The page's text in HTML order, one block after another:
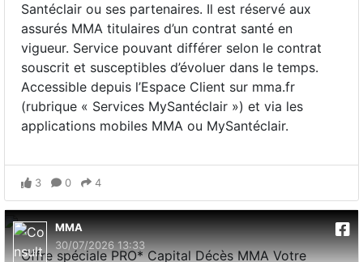
Santéclair ou ses partenaires. Il est réservé aux
assurés MMA titulaires d’un contrat santé en
vigueur. Service pouvant différer selon le contrat
souscrit et susceptibles d’évoluer dans le temps.
Accessible depuis l’Espace Client sur mma.fr
(rubrique « Services MySantéclair ») et via les
applications mobiles MMA ou MySantéclair.
3 0 4
MMA
30/07/2026 13:33
Offre spéciale PRO* Capital Décès MMA Votre